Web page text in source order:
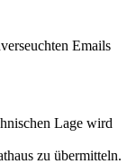
Emails
Lage wird
zu übermitteln.